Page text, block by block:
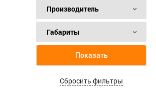
Производитель
Габариты
Показать
Сбросить фильтры